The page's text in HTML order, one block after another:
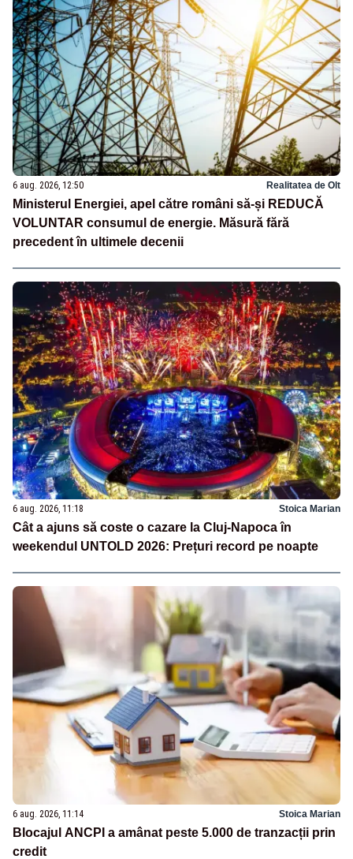
6 aug. 2026, 12:50 Realitatea de Olt
Ministerul Energiei, apel către români să-și REDUCĂ
VOLUNTAR consumul de energie. Măsură fără
precedent în ultimele decenii
6 aug. 2026, 11:18 Stoica Marian
Cât a ajuns să coste o cazare la Cluj-Napoca în
weekendul UNTOLD 2026: Prețuri record pe noapte
6 aug. 2026, 11:14 Stoica Marian
Blocajul ANCPI a amânat peste 5.000 de tranzacții prin
credit